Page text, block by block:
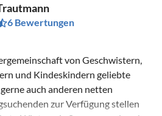
6 Bewertungen
von Geschwistern,
und Kindeskindern geliebte
auch anderen netten
zur Verfügung stellen